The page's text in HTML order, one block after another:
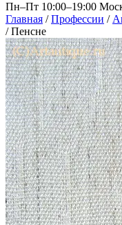
Пн–Пт 10:00–19:00
Главная / Профессии /
/ Пенсне